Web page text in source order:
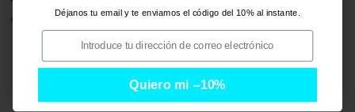
Déjanos tu email y te enviamos el código del 10% al instante.
i
Quiero mi –10%